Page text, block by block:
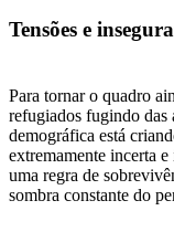
Tensões e
Para tornar o quadro
refugiados fugindo das
demográfica está
extremamente incerta
uma regra de
sombra constante do